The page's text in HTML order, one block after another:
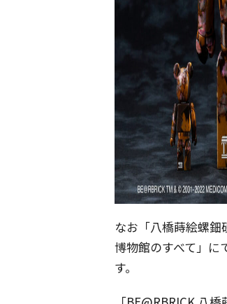
なお「八橋蒔絵螺
博物館のすべて」に
す。